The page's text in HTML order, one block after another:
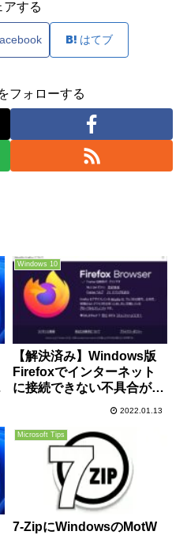
アする
はてブ
フォローする
Windows 10
【解決済み】Windows版
Firefoxでインターネット
に接続できない不具合が世
2022.01.13
Microsoft Tips
7-ZipにWindowsのMotW